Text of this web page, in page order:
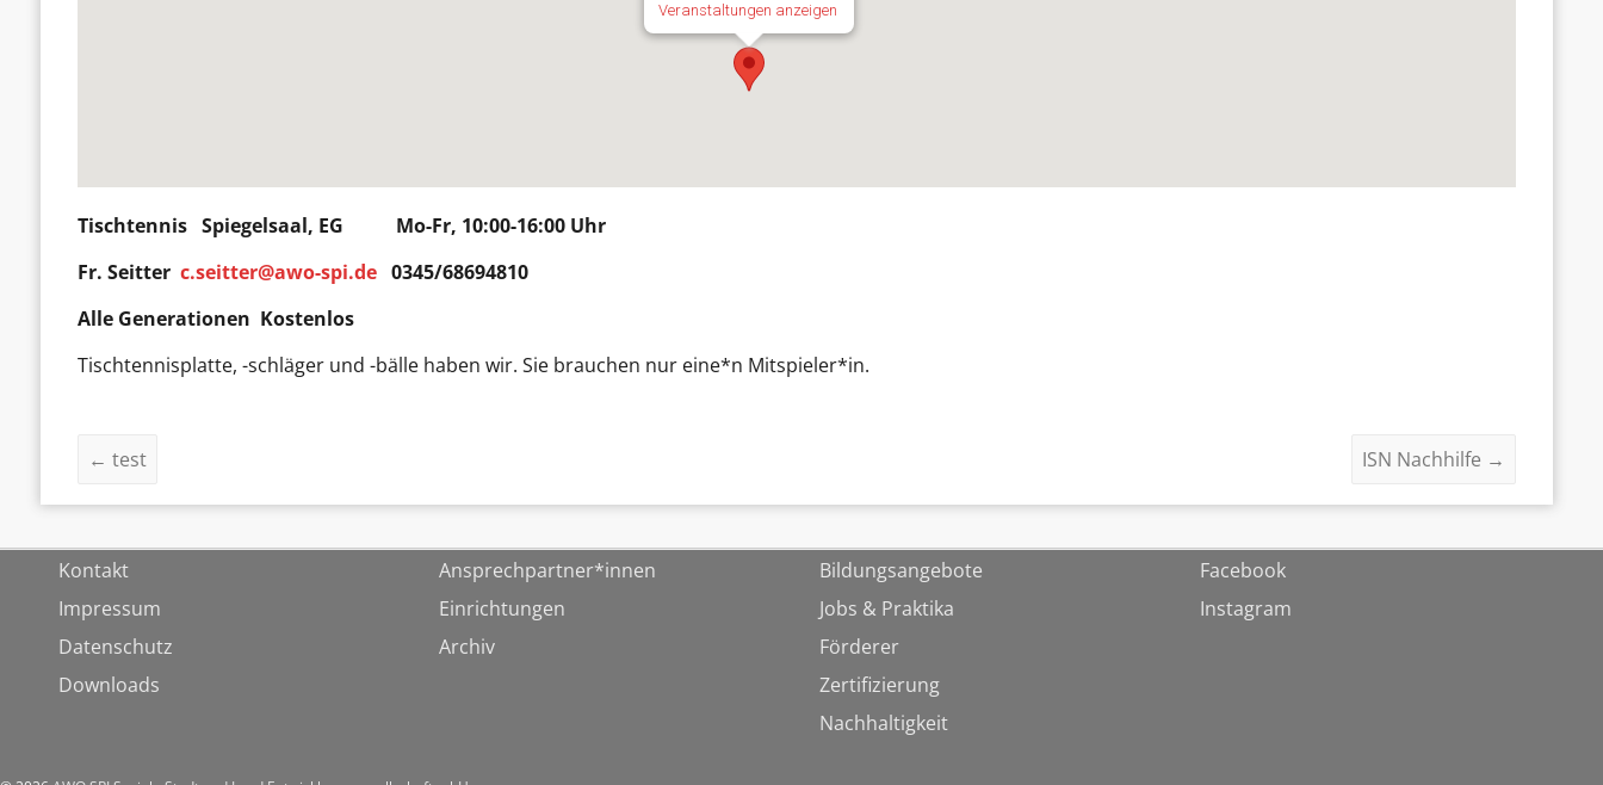
Veranstaltungen anzeigen
Tischtennis Spiegelsaal, EG Mo-Fr, 10:00-16:00 Uhr
Fr. Seitterc.seitter@awo-spi.de 0345/68694810
Alle Generationen Kostenlos
Tischtennisplatte, -schläger und -bälle haben wir. Sie brauchen nur eine*n Mitspieler*in.
← test ISN Nachhilfe →
Kontakt
Impressum
Datenschutz
Downloads
Ansprechpartner*innen
Einrichtungen
Archiv
Bildungsangebote
Jobs & Praktika
Förderer
Zertifizierung
Nachhaltigkeit
Facebook
Instagram